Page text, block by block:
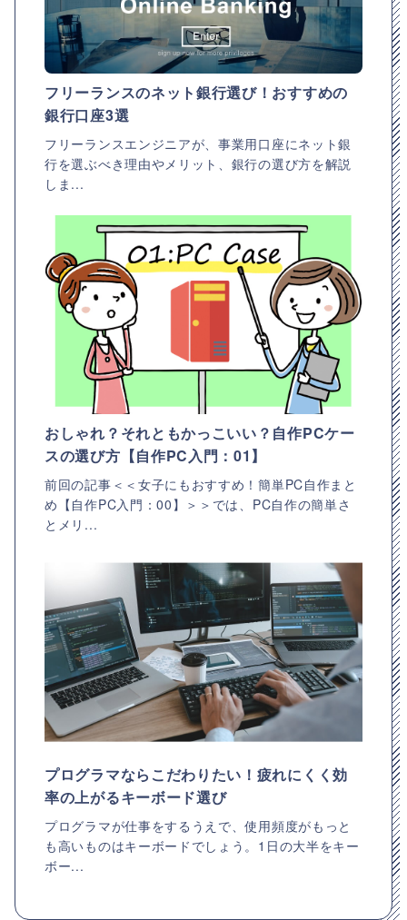
フリーランスのネット銀行選び！おすすめの
銀行口座3選
フリーランスエンジニアが、事業用口座にネット銀
行を選ぶべき理由やメリット、銀行の選び方を解説
しま...
おしゃれ？それともかっこいい？自作PCケー
スの選び方【自作PC入門：01】
前回の記事＜＜女子にもおすすめ！簡単PC自作まと
め【自作PC入門：00】＞＞では、PC自作の簡単さ
とメリ...
プログラマならこだわりたい！疲れにくく効
率の上がるキーボード選び
プログラマが仕事をするうえで、使用頻度がもっと
も高いものはキーボードでしょう。1日の大半をキー
ボー...